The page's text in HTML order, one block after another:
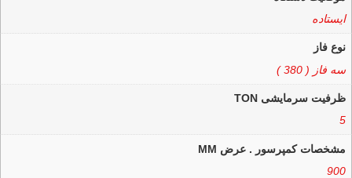
ایستاده
نوع فاز
سه فاز ( 380 )
ظرفیت سرمایشی TON
5
مشخصات کمپرسور . عرض MM
900